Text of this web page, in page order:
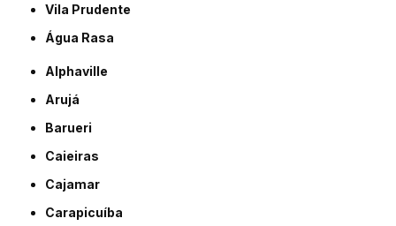
Vila Prudente
Água Rasa
Alphaville
Arujá
Barueri
Caieiras
Cajamar
Carapicuíba